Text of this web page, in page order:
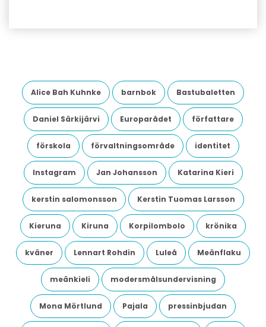
Alice Bah Kuhnke barnbok Bastubaletten
Daniel Särkijärvi Europarådet författare
förskola förvaltningsområde identitet
Instagram Jan Johansson Katarina Kieri
kerstin salomonsson Kerstin Tuomas Larsson
Kieruna Kiruna Korpilombolo krönika
kväner Lennart Rohdin Luleå Meänflaku
meänkieli modersmålsundervisning
Mona Mörtlund Pajala pressinbjudan